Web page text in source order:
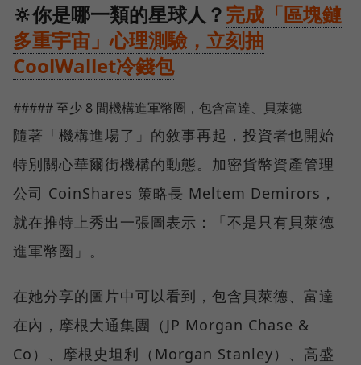
🔆你是哪一類的星球人？完成「區塊鏈
多重宇宙」心理測驗，立刻抽
CoolWallet冷錢包
##### 至少 8 間機構進軍幣圈，包含富達、貝萊德
隨著「機構進場了」的敘事再起，投資者也開始
特別關心華爾街機構的動態。加密貨幣資產管理
公司 CoinShares 策略長 Meltem Demirors，
就在推特上秀出一張圖表示：「不是只有貝萊德
進軍幣圈」。
在她分享的圖片中可以看到，包含貝萊德、富達
在內，摩根大通集團（JP Morgan Chase &
Co）、摩根史坦利（Morgan Stanley）、高盛